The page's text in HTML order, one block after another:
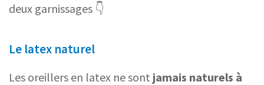
deux garnissages 👇
Le latex naturel
Les oreillers en latex ne sont jamais naturels à